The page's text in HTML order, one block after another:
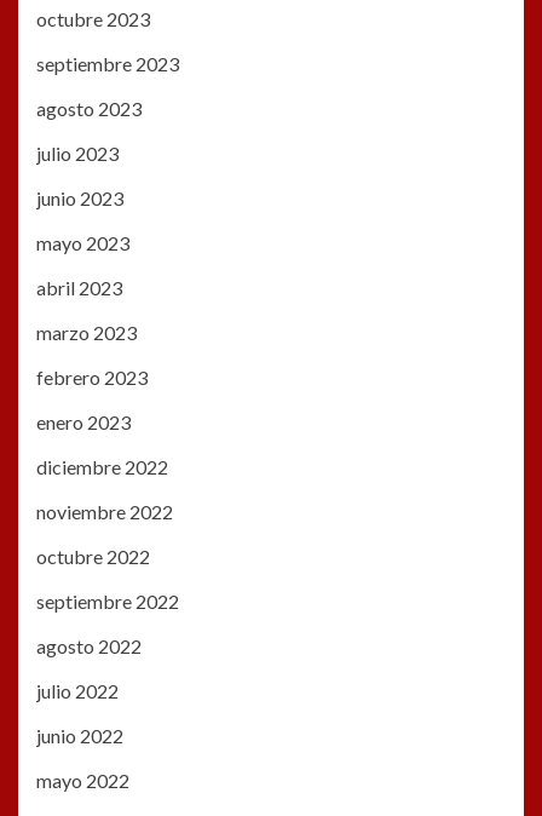
octubre 2023
septiembre 2023
agosto 2023
julio 2023
junio 2023
mayo 2023
abril 2023
marzo 2023
febrero 2023
enero 2023
diciembre 2022
noviembre 2022
octubre 2022
septiembre 2022
agosto 2022
julio 2022
junio 2022
mayo 2022